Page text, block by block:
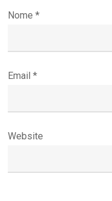
Nome*
Email*
Website